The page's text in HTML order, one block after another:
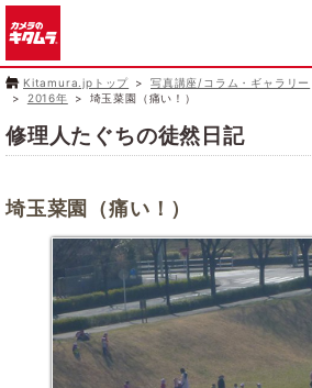
Kitamura.jpトップ 写真講座/コラム・ギャラリー
2016年
埼玉菜園（痛い！）
修理人たぐちの徒然日記
埼玉菜園（痛い！）